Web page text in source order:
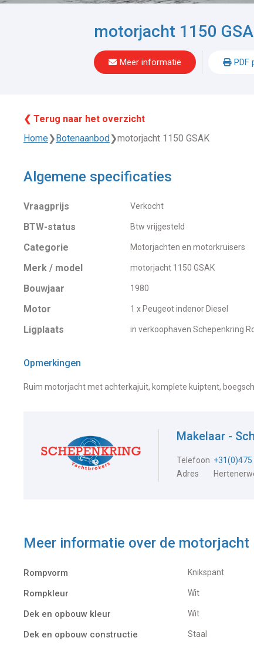
motorjacht 1150
Meer informatie PDF
❮ Terug naar het overzicht
Home❯Botenaanbod❯motorjacht 1150 GSAK
Algemene specificaties
Vraagprijs Verkocht
BTW-status Btw vrijgesteld
Categorie Motorjachten en motorkruisers
Merk / model motorjacht 1150 GSAK
Bouwjaar 1980
Motor 1 x Peugeot indenor Diesel
Ligplaats in verkoophaven Schepenkring
Opmerkingen
Ruim motorjacht met achterkajuit, komplete kuiptent,
Makelaar -
Telefoon +31(0)475
Adres
Meer informatie over de motorjacht
Rompvorm Knikspant
Rompkleur Wit
Dek en opbouw kleur Wit
Dek en opbouw constructie Staal